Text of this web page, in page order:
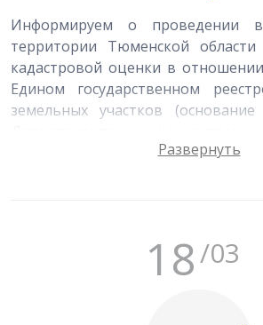
Информируем о проведении
территории Тюменской области
кадастровой оценки в
Едином государственном
земельных участков
Тюменской области от 20.01.2025 №
В настоящее время
учреждение Тюменской
18/03